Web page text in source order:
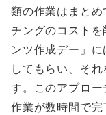
類の作業はまと
チングのコスト
ンツ作成デー」
してもらい、そ
す。このアプロ
作業が数時間で完